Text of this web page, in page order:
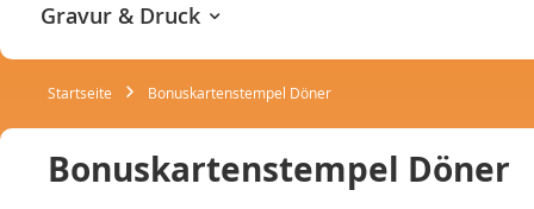
Gravur & Druck
Startseite Bonuskartenstempel Döner
Bonuskartenstempel Döner